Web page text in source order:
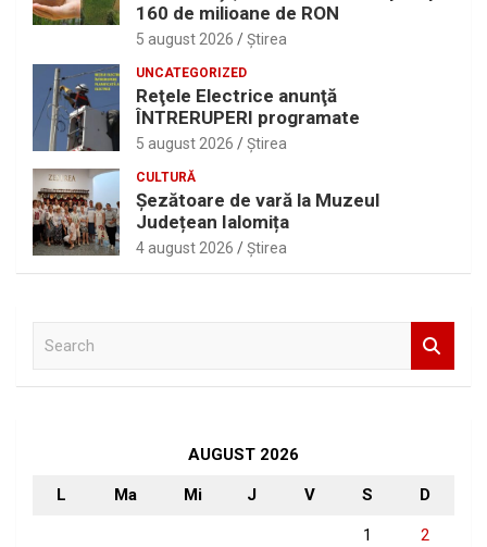
160 de milioane de RON
5 august 2026 Ştirea
UNCATEGORIZED
Reţele Electrice anunţă
ÎNTRERUPERI programate
5 august 2026 Ştirea
CULTURĂ
Șezătoare de vară la Muzeul
Județean Ialomița
4 august 2026 Ştirea
AUGUST 2026
L Ma Mi J V S D
1 2